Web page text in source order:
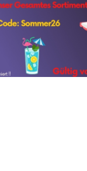
Mustang
2023
" " 1:24